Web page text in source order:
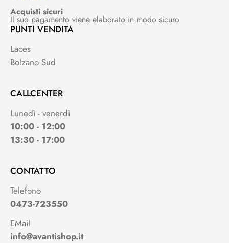
Acquisti sicuri
Il suo pagamento viene elaborato in modo sicuro
PUNTI VENDITA
Laces
Bolzano Sud
CALLCENTER
Lunedì - venerdì
10:00 - 12:00
13:30 - 17:00
CONTATTO
Telefono
0473-723550
EMail
info@avantishop.it